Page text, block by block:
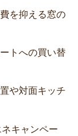
を抑える窓の
トへの買い替
や対面キッチ
キャンペー